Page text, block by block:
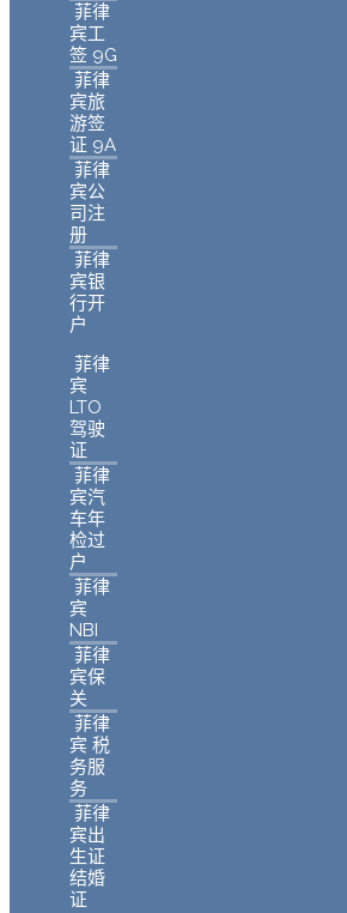
菲律
宾工
签 9G
菲律
宾旅
游签
证 9A
菲律
宾公
司注
册
菲律
宾银
行开
户
菲律
宾
LTO
驾驶
证
菲律
宾汽
车年
检过
户
菲律
宾
NBI
菲律
宾保
关
菲律
宾 税
务服
务
菲律
宾出
生证
结婚
证